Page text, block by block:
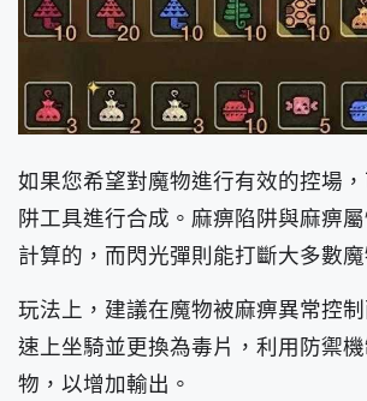
如果您希望對魔物進行有效的控場
阱工具進行合成。麻痹陷阱與麻痹
計算的，而閃光彈則能打斷大多數魔
玩法上，建議在魔物被麻痹異常控
速上坐騎並更換為毒片，利用防禦
物，以增加輸出。